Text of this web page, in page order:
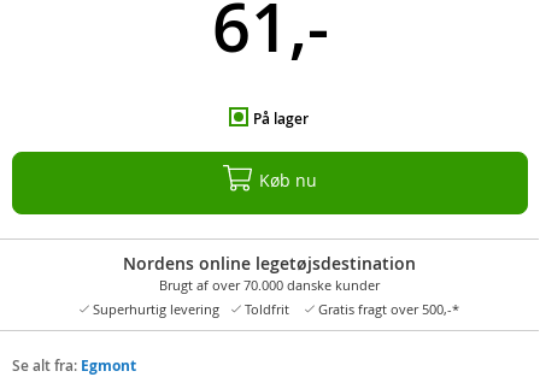
61,-
På lager
Køb nu
Nordens online legetøjsdestination
Brugt af over 70.000 danske kunder
Superhurtig levering
Toldfrit Gratis fragt over 500,-*
Se alt fra: Egmont